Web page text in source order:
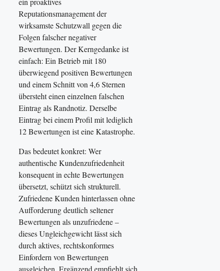
Reputationsmanagement der
wirksamste Schutzwall gegen die
Folgen falscher negativer
Bewertungen. Der Kerngedanke ist
einfach: Ein Betrieb mit 180
überwiegend positiven Bewertungen
und einem Schnitt von 4,6 Sternen
übersteht einen einzelnen falschen
Eintrag als Randnotiz. Derselbe
Eintrag bei einem Profil mit lediglich
12 Bewertungen ist eine Katastrophe.
Das bedeutet konkret: Wer
authentische Kundenzufriedenheit
konsequent in echte Bewertungen
übersetzt, schützt sich strukturell.
Zufriedene Kunden hinterlassen ohne
Aufforderung deutlich seltener
Bewertungen als unzufriedene –
dieses Ungleichgewicht lässt sich
durch aktives, rechtskonformes
Einfordern von Bewertungen
ausgleichen. Ergänzend empfiehlt sich